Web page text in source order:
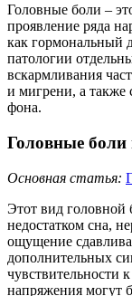
Головные боли –
проявление ряда
как гормональный
патологии
вскармливания
и мигрени, а также
фона.
Головные
Основная статья:
Этот вид головной
недостатком сна,
ощущение
дополнительных
чувствительности
напряжения могут